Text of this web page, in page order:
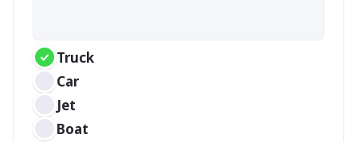
Truck
Car
Jet
Boat